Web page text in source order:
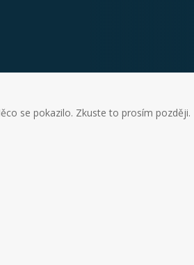
se pokazilo. Zkuste to prosím později.